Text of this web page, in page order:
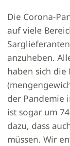
Die Corona-
auf viele
anzuheben.
haben sich die
der Pandemie
ist sogar um
dazu, dass
müssen. Wir